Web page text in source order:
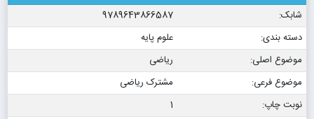
شابک:
9789643866587
دسته بندی:
علوم پایه
موضوع اصلی:
ریاضی
موضوع فرعی:
مشترک ریاضی
نوبت چاپ:
1